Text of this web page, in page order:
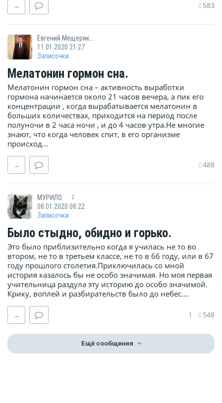
→ 583
Евгений Мещеряков
11.01.2020 21:27
Записочки
Мелатонин гормон сна.
Мелатонин гормон сна – активность выработки
гормона начинается около 21 часов вечера, а пик его
концентрации , когда вырабатывается мелатонин в
больших количествах, приходится на период после
полуночи в 2 часа ночи , и до 4 часов утра.Не многие
знают, что когда человек спит, в его организме
происход...
→ 488
МУРИЛО 2
08.01.2020 08:22
Записочки
Было стыдно, обидно и горько.
Это было приблизительно когда я училась не то во
втором, не то в третьем классе, не то в 66 году, или в 67
году прошлого столетия.Приключилась со мной
история казалось бы не особо значимая. Но моя первая
учительница раздула эту историю до особо значимой.
Крику, воплей и разбирательств было до небес....
→ 1 548
Ещё сообщения